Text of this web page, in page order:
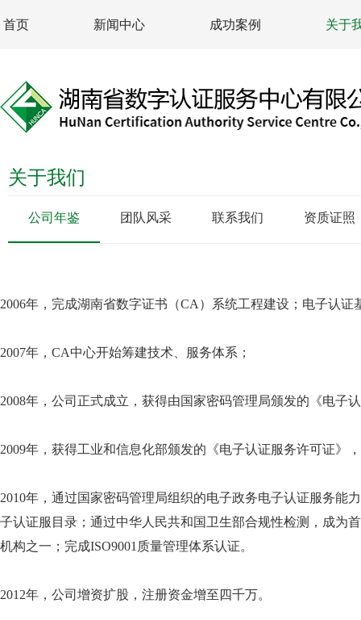
首页 新闻中心 成功案例 关于
关于我们
公司年鉴 团队风采 联系我们 资质证照
2006年，完成湖南省数字证书（CA）系统工程建设；电子认
2007年，CA中心开始筹建技术、服务体系；
2008年，公司正式成立，获得由国家密码管理局颁发的《电子
2009年，获得工业和信息化部颁发的《电子认证服务许可证》
2010年，通过国家密码管理局组织的电子政务电子认证服务能
子认证服目录；通过中华人民共和国卫生部合规性检测，成为
机构之一；完成ISO9001质量管理体系认证。
2012年，公司增资扩股，注册资金增至四千万。